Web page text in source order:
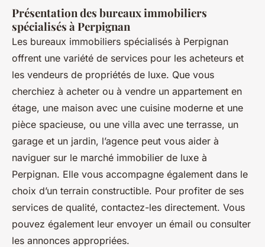
Présentation des bureaux immobiliers
spécialisés à Perpignan
Les bureaux immobiliers spécialisés à Perpignan
offrent une variété de services pour les acheteurs et
les vendeurs de propriétés de luxe. Que vous
cherchiez à acheter ou à vendre un appartement en
étage, une maison avec une cuisine moderne et une
pièce spacieuse, ou une villa avec une terrasse, un
garage et un jardin, l’agence peut vous aider à
naviguer sur le marché immobilier de luxe à
Perpignan. Elle vous accompagne également dans le
choix d’un terrain constructible. Pour profiter de ses
services de qualité, contactez-les directement. Vous
pouvez également leur envoyer un émail ou consulter
les annonces appropriées.